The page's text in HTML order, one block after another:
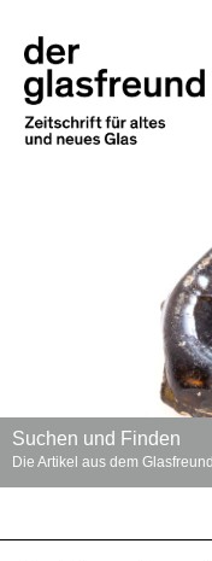
Suchen und Finden
Die Artikel aus dem Glasfreund